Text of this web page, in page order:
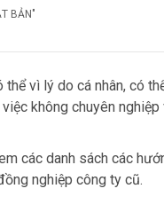
BẢN"
vì lý do cá nhân, có
không chuyên nghiệp
các danh sách các
nghiệp công ty cũ.